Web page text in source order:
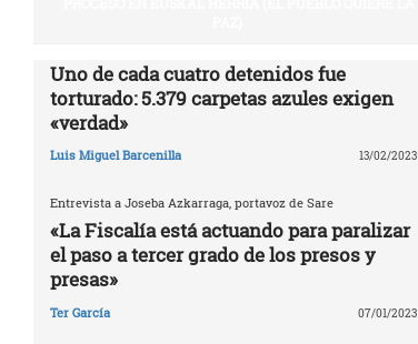
Uno de cada cuatro detenidos fue
torturado: 5.379 carpetas azules exigen
«verdad»
Luis Miguel Barcenilla 13/02/2023
Entrevista a Joseba Azkarraga, portavoz de Sare
«La Fiscalía está actuando para paralizar
el paso a tercer grado de los presos y
presas»
Ter García 07/01/2023